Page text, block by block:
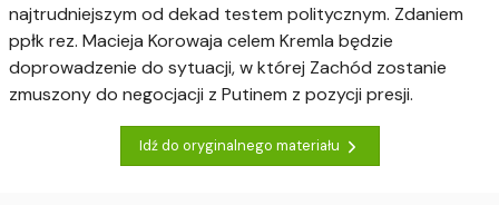
najtrudniejszym od dekad testem politycznym. Zdaniem
ppłk rez. Macieja Korowaja celem Kremla będzie
doprowadzenie do sytuacji, w której Zachód zostanie
zmuszony do negocjacji z Putinem z pozycji presji.
Idź do oryginalnego materiału